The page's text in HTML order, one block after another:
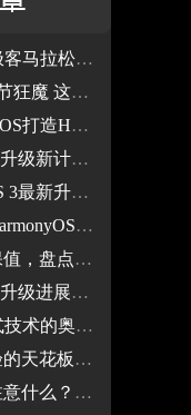
决战极客之巅
你都注意到了么
屏“3倍热搜”新体验
、Mate 10在列
4款机型开放正式版
享让平板联网更简单
3实用好功能！
机型开启公测招募
备通信共享告诉你
级中转站“旦用难回”
升级HarmonyOS 3